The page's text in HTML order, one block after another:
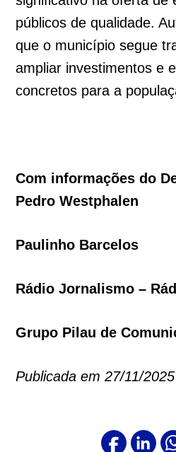
públicos de qualidade.
que o município segue
ampliar investimentos e
concretos para a
Com informações do
Pedro Westphalen
Paulinho Barcelos
Rádio Jornalismo –
Grupo Pilau de
Publicada em 27/11/2025